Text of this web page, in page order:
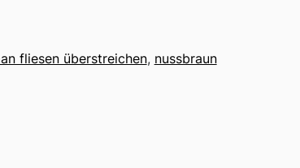
fliesen überstreichen, nussbraun